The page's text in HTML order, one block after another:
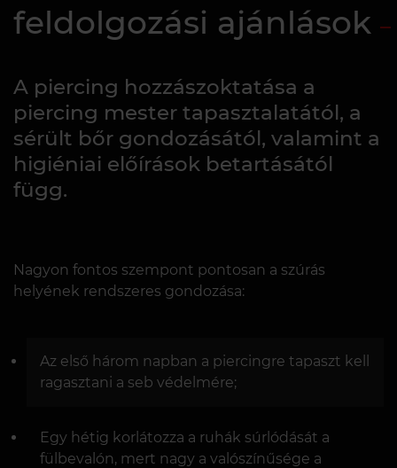
feldolgozási ajánlások
A piercing hozzászoktatása a
piercing mester tapasztalatától, a
sérült bőr gondozásától, valamint a
higiéniai előírások betartásától
függ.
Nagyon fontos szempont pontosan a szúrás
helyének rendszeres gondozása:
Az első három napban a piercingre tapaszt kell
ragasztani a seb védelmére;
Egy hétig korlátozza a ruhák súrlódását a
fülbevalón, mert nagy a valószínűsége a